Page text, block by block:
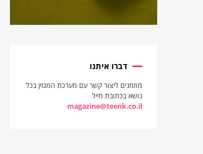
דברו איתנו
מוזמנים ליצור קשר עם מערכת המגזין בכל
נושא בכתובת מייל
magazine@teenk.co.il